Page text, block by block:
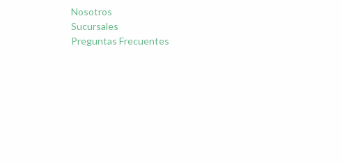
Nosotros
Sucursales
Preguntas Frecuentes